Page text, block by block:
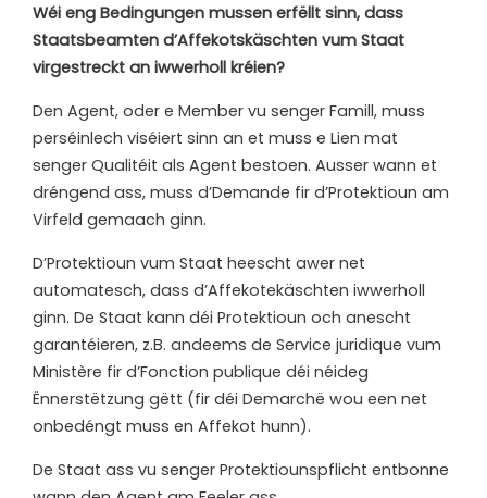
Wéi eng Bedingungen mussen erfëllt sinn, dass
Staatsbeamten d’Affekotskäschten vum Staat
virgestreckt an iwwerholl kréien?
Den Agent, oder e Member vu senger Famill, muss
perséinlech viséiert sinn an et muss e Lien mat
senger Qualitéit als Agent bestoen. Ausser wann et
dréngend ass, muss d’Demande fir d’Protektioun am
Virfeld gemaach ginn.
D’Protektioun vum Staat heescht awer net
automatesch, dass d’Affekotekäschten iwwerholl
ginn. De Staat kann déi Protektioun och anescht
garantéieren, z.B. andeems de Service juridique vum
Ministère fir d’Fonction publique déi néideg
Ënnerstëtzung gëtt (fir déi Demarchë wou een net
onbedéngt muss en Affekot hunn).
De Staat ass vu senger Protektiounspflicht entbonne